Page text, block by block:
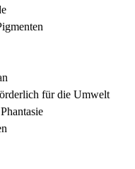
für die Umwelt